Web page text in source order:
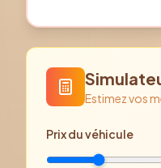
Estimez vos
Prixdu véhicule